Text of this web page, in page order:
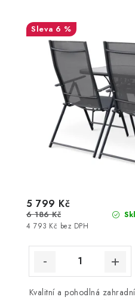
6 %
4 793 Kč bez DPH
5 799 Kč
6 186 Kč
Kvalitní a pohodlná